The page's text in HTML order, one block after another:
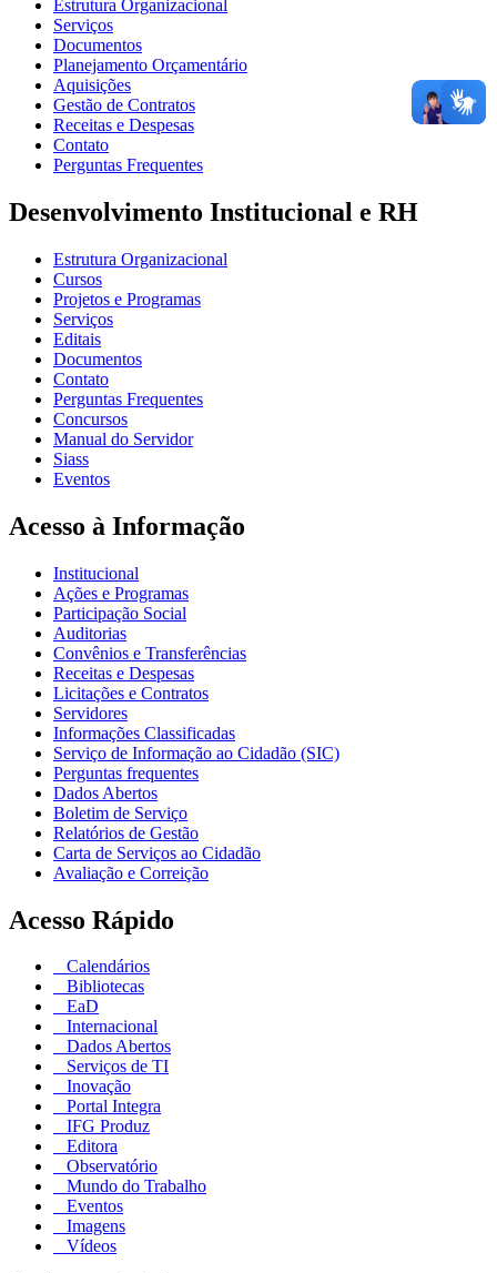
Estrutura Organizacional
Serviços
Documentos
Planejamento Orçamentário
Aquisições
Gestão de Contratos
Receitas e Despesas
Contato
Perguntas Frequentes
Desenvolvimento Institucional e RH
Estrutura Organizacional
Cursos
Projetos e Programas
Serviços
Editais
Documentos
Contato
Perguntas Frequentes
Concursos
Manual do Servidor
Siass
Eventos
Acesso à Informação
Institucional
Ações e Programas
Participação Social
Auditorias
Convênios e Transferências
Receitas e Despesas
Licitações e Contratos
Servidores
Informações Classificadas
Serviço de Informação ao Cidadão (SIC)
Perguntas frequentes
Dados Abertos
Boletim de Serviço
Relatórios de Gestão
Carta de Serviços ao Cidadão
Avaliação e Correição
Acesso Rápido
Calendários
Bibliotecas
EaD
Internacional
Dados Abertos
Serviços de TI
Inovação
Portal Integra
IFG Produz
Editora
Observatório
Mundo do Trabalho
Eventos
Imagens
Vídeos